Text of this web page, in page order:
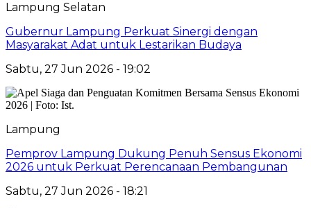
Lampung Selatan
Gubernur Lampung Perkuat Sinergi dengan
Masyarakat Adat untuk Lestarikan Budaya
Sabtu, 27 Jun 2026 - 19:02
Lampung
Pemprov Lampung Dukung Penuh Sensus Ekonomi
2026 untuk Perkuat Perencanaan Pembangunan
Sabtu, 27 Jun 2026 - 18:21